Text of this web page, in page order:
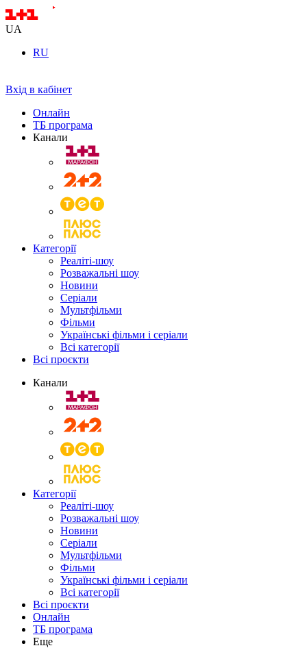
UA
RU
Вхід в кабінет
Онлайн
ТБ програма
Канали
Категорії
Реаліті-шоу
Розважальні шоу
Новини
Серіали
Мультфільми
Фільми
Українські фільми і серіали
Всі категорії
Всі проєкти
Канали
Категорії
Реаліті-шоу
Розважальні шоу
Новини
Серіали
Мультфільми
Фільми
Українські фільми і серіали
Всі категорії
Всі проєкти
Онлайн
ТБ програма
Еще